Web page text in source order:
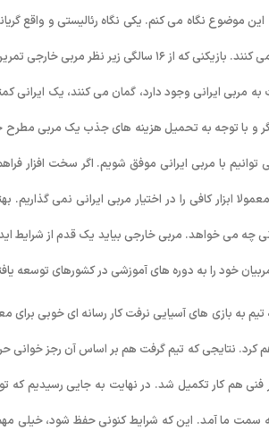
موضوع نگاه می کنم. یکی نگاه رئالیستی و واقع
مربی خارجی چون جا افتاده است، بازیکنان ایران از مربی خارجی تمکین بیشتری می
مربی ایرانی وجود دارد، گمان می کنند، یک ایرانی
و با توجه به تحمیل هزینه های جذب یک مربی مطرح
توانیم با مربی ایرانی موفق شویم. اگر سخت افزار
ابزار کافی را در اختیار مربی ایرانی نمی
چه می خواهد. مربی خارجی بیاید یک قدم از شرایط
خود را به دوره های آموزشی در کشورهای توسعه
تیم به بازی های آسیایی نرفت کار رسانه ای خوبی
کرد. نتایجی که تیم گرفت هم بر اساس آن رجز خوانی
هم کار تکمیل شد. در نهایت به جایی رسیدیم که
سمت ما آمد. این که شرایط کنونی حفظ شود، خیلی